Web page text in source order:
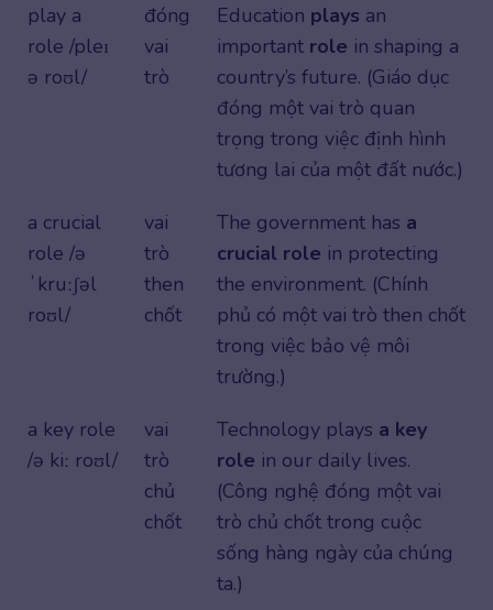
play a
role /pleɪ
ə roʊl/
đóng
vai
trò
Education plays an
important role in shaping a
country’s future. (Giáo dục
đóng một vai trò quan
trọng trong việc định hình
tương lai của một đất nước.)
a crucial
role /ə
ˈkruːʃəl
roʊl/
vai
trò
then
chốt
The government has a
crucial role in protecting
the environment. (Chính
phủ có một vai trò then chốt
trong việc bảo vệ môi
trường.)
a key role
/ə kiː roʊl/
vai
trò
chủ
chốt
Technology plays a key
role in our daily lives.
(Công nghệ đóng một vai
trò chủ chốt trong cuộc
sống hàng ngày của chúng
ta.)